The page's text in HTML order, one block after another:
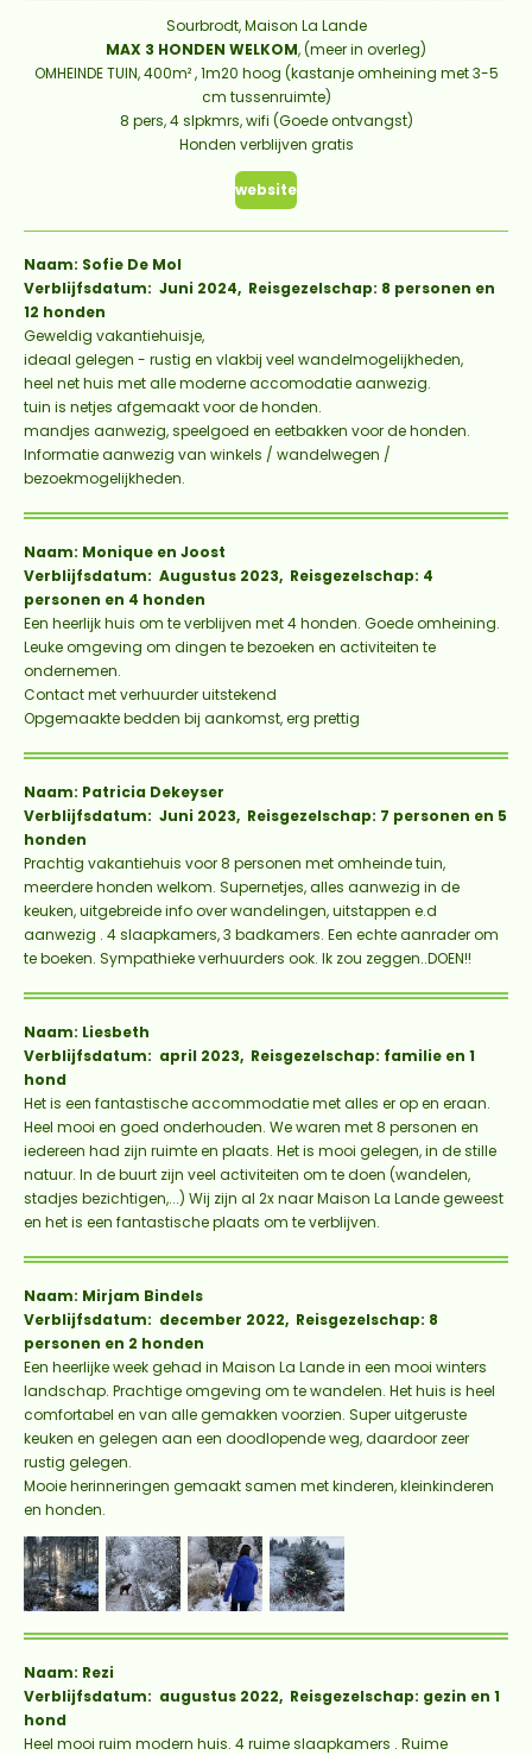
Sourbrodt, Maison La Lande
MAX 3 HONDEN WELKOM, (meer in overleg)
OMHEINDE TUIN, 400m² , 1m20 hoog (kastanje omheining met 3-5
cm tussenruimte)
8 pers, 4 slpkmrs, wifi (Goede ontvangst)
Honden verblijven gratis
website
Naam: Sofie De Mol
Verblijfsdatum: Juni 2024, Reisgezelschap: 8 personen en
12 honden
Geweldig vakantiehuisje,
ideaal gelegen - rustig en vlakbij veel wandelmogelijkheden,
heel net huis met alle moderne accomodatie aanwezig.
tuin is netjes afgemaakt voor de honden.
mandjes aanwezig, speelgoed en eetbakken voor de honden.
Informatie aanwezig van winkels / wandelwegen /
bezoekmogelijkheden.
Naam: Monique en Joost
Verblijfsdatum: Augustus 2023, Reisgezelschap: 4
personen en 4 honden
Een heerlijk huis om te verblijven met 4 honden. Goede omheining.
Leuke omgeving om dingen te bezoeken en activiteiten te
ondernemen.
Contact met verhuurder uitstekend
Opgemaakte bedden bij aankomst, erg prettig
Naam: Patricia Dekeyser
Verblijfsdatum: Juni 2023, Reisgezelschap: 7 personen en 5
honden
Prachtig vakantiehuis voor 8 personen met omheinde tuin,
meerdere honden welkom. Supernetjes, alles aanwezig in de
keuken, uitgebreide info over wandelingen, uitstappen e.d
aanwezig . 4 slaapkamers, 3 badkamers. Een echte aanrader om
te boeken. Sympathieke verhuurders ook. Ik zou zeggen..DOEN!!
Naam: Liesbeth
Verblijfsdatum: april 2023, Reisgezelschap: familie en 1
hond
Het is een fantastische accommodatie met alles er op en eraan.
Heel mooi en goed onderhouden. We waren met 8 personen en
iedereen had zijn ruimte en plaats. Het is mooi gelegen, in de stille
natuur. In de buurt zijn veel activiteiten om te doen (wandelen,
stadjes bezichtigen,...) Wij zijn al 2x naar Maison La Lande geweest
en het is een fantastische plaats om te verblijven.
Naam: Mirjam Bindels
Verblijfsdatum: december 2022, Reisgezelschap: 8
personen en 2 honden
Een heerlijke week gehad in Maison La Landein een mooi winters
landschap. Prachtige omgeving om te wandelen. Het huis is heel
comfortabel en van alle gemakken voorzien. Super uitgeruste
keuken en gelegen aan een doodlopende weg, daardoor zeer
rustig gelegen.
Mooie herinneringen gemaakt samen met kinderen, kleinkinderen
en honden.
Naam: Rezi
Verblijfsdatum: augustus 2022, Reisgezelschap: gezin en 1
hond
Heel mooi ruim modern huis. 4 ruime slaapkamers . Ruime